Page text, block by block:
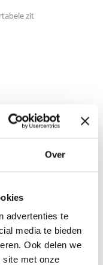
Over
advertenties te
media te bieden
Ook delen we
site met onze
zit